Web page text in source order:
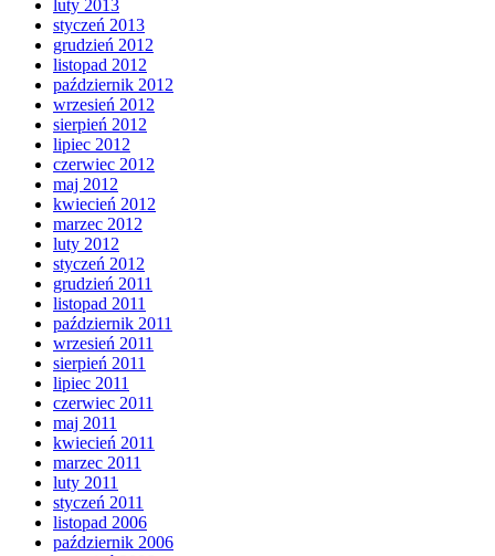
luty 2013
styczeń 2013
grudzień 2012
listopad 2012
październik 2012
wrzesień 2012
sierpień 2012
lipiec 2012
czerwiec 2012
maj 2012
kwiecień 2012
marzec 2012
luty 2012
styczeń 2012
grudzień 2011
listopad 2011
październik 2011
wrzesień 2011
sierpień 2011
lipiec 2011
czerwiec 2011
maj 2011
kwiecień 2011
marzec 2011
luty 2011
styczeń 2011
listopad 2006
październik 2006